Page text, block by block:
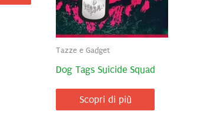
Tazze e Gadget
Dog Tags Suicide Squad
Scopri di più